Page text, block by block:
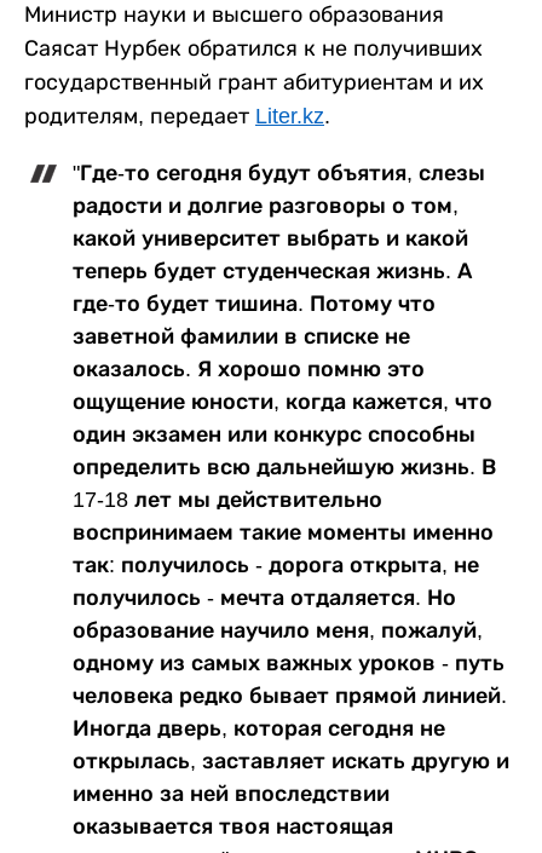
Министр науки и высшего образования
Саясат Нурбек обратился к не получивших
государственный грант абитуриентам и их
родителям, передает Liter.kz.
"Где-то сегодня будут объятия, слезы
радости и долгие разговоры о том,
какой университет выбрать и какой
теперь будет студенческая жизнь. А
где-то будет тишина. Потому что
заветной фамилии в списке не
оказалось. Я хорошо помню это
ощущение юности, когда кажется, что
один экзамен или конкурс способны
определить всю дальнейшую жизнь. В
17-18 лет мы действительно
воспринимаем такие моменты именно
так: получилось - дорога открыта, не
получилось - мечта отдаляется. Но
образование научило меня, пожалуй,
одному из самых важных уроков - путь
человека редко бывает прямой линией.
Иногда дверь, которая сегодня не
открылась, заставляет искать другую и
именно за ней впоследствии
оказывается твоя настоящая